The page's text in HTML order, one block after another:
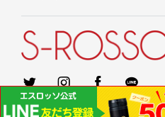
©S-ROSSO Co., Ltd.